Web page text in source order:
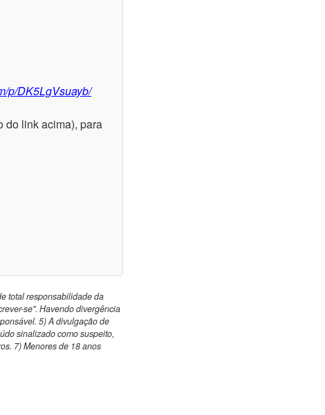
p/DK5LgVsuayb/
do link acima), para
total responsabilidade da
se". Havendo divergência
5) A divulgação de
sinalizado como suspeito,
7) Menores de 18 anos